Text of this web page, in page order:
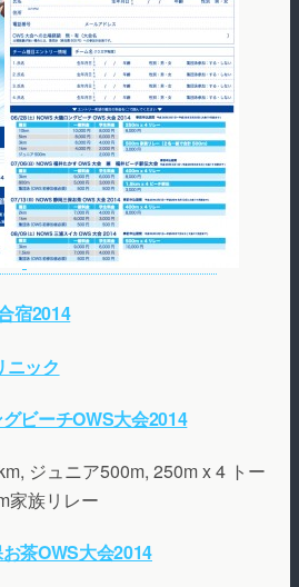
宿2014
ニック
ビーチOWS大会2014
ジュニア500m, 250m x 4 トー
家族リレー
茶OWS大会2014